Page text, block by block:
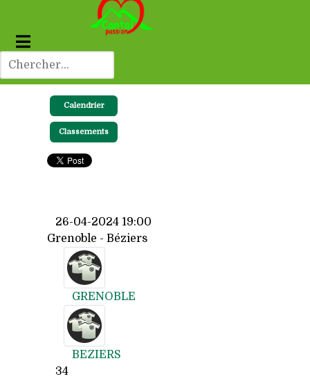
Calendrier
Classements
26-04-2024 19:00
Grenoble - Béziers
GRENOBLE
BEZIERS
34